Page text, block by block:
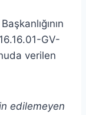
GV-
verilen
edilemeyen